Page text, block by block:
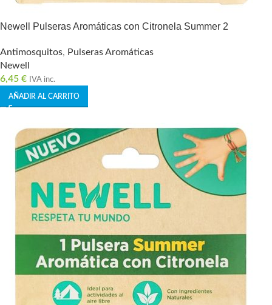
Newell Pulseras Aromáticas con Citronela Summer 2
Antimosquitos, Pulseras Aromáticas
Newell
6,45 € IVA inc.
AÑADIR AL CARRITO